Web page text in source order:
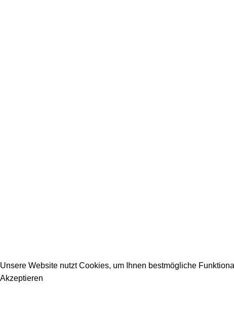
Unsere Website nutzt Cookies, um Ihnen bestmögliche
Akzeptieren